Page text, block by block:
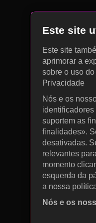
Este site
Este site
aprimorar a
sobre o uso
Privacidade
Nós e os
suportem as
finalidades».
desativadas.
relevantes
momento
esquerda da
a nossa
Nós e os